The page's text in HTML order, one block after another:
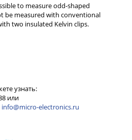
to measure odd-shaped
be measured with conventional
two insulated Kelvin clips.
info@micro-electronics.ru